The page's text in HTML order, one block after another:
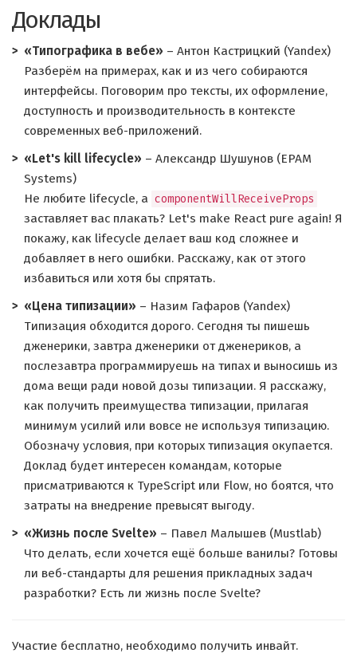
Доклады
«Типографика в вебе» – Антон Кастрицкий (Yandex)
Разберём на примерах, как и из чего собираются
интерфейсы. Поговорим про тексты, их оформление,
доступность и производительность в контексте
современных веб-приложений.
«Let's kill lifecycle» – Александр Шушунов (EPAM
Systems)
Не любите lifecycle, а componentWillReceiveProps
заставляет вас плакать? Let's make React pure again! Я
покажу, как lifecycle делает ваш код сложнее и
добавляет в него ошибки. Расскажу, как от этого
избавиться или хотя бы спрятать.
«Цена типизации» – Назим Гафаров (Yandex)
Типизация обходится дорого. Сегодня ты пишешь
дженерики, завтра дженерики от дженериков, а
послезавтра программируешь на типах и выносишь из
дома вещи ради новой дозы типизации. Я расскажу,
как получить преимущества типизации, прилагая
минимум усилий или вовсе не используя типизацию.
Обозначу условия, при которых типизация окупается.
Доклад будет интересен командам, которые
присматриваются к TypeScript или Flow, но боятся, что
затраты на внедрение превысят выгоду.
«Жизнь после Svelte» – Павел Малышев (Mustlab)
Что делать, если хочется ещё больше ванилы? Готовы
ли веб-стандарты для решения прикладных задач
разработки? Есть ли жизнь после Svelte?
Участие бесплатно, необходимо получить инвайт.